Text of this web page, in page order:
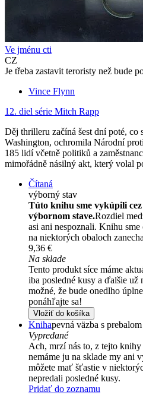
Ve jménu cti
CZ
Je třeba zastavit teroristy než bude
Vince Flynn
12. diel série Mitch Rapp
Děj thrilleru začíná šest dní poté, co
Washington, ochromila Národní
185 lidí včetně politiků a
mimořádně násilný akt, který volal
Čítaná
výborný stav
Túto knihu sme vykúpili cez
výbornom stave.Rozdiel
asi ani nespoznali. Knihu
na niektorých obaloch
9,36 €
Na sklade
Tento produkt síce máme
iba posledné kusy a ďalšie už
možné, že bude onedlho
ponáhľajte sa!
Vložiť do košíka
Knihapevná väzba s prebalom
Vypredané
Ach, mrzí nás to, z tejto
nemáme ju na sklade my ani
môžete mať šťastie v
nepredali posledné kusy.
Pridať do zoznamu